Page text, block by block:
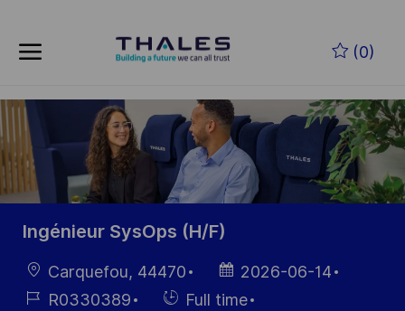
(0)
-
Ingénieur SysOps (H/F)
localisation
Carquefou, 44470
Date
d’affichage
2026-06-14
Référence
R0330389
HiringFull time